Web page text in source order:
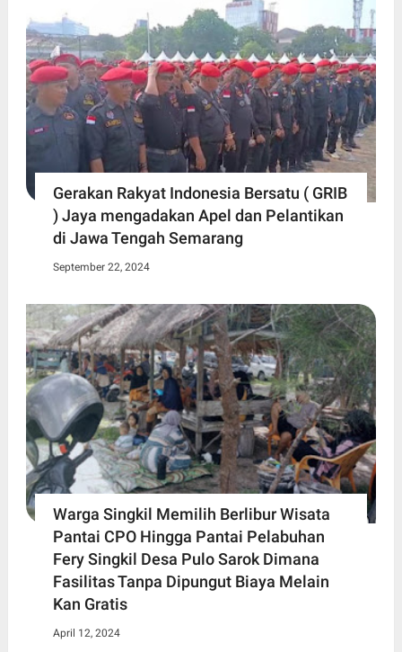
Gerakan Rakyat Indonesia Bersatu ( GRIB
) Jaya mengadakan Apel dan Pelantikan
di Jawa Tengah Semarang
September 22, 2024
Warga Singkil Memilih Berlibur Wisata
Pantai CPO Hingga Pantai Pelabuhan
Fery Singkil Desa Pulo Sarok Dimana
Fasilitas Tanpa Dipungut Biaya Melain
Kan Gratis
April 12, 2024